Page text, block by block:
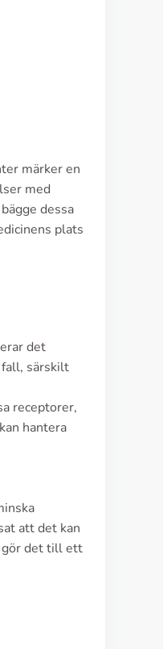
märker en
med
dessa
plats
det
särskilt
receptorer,
hantera
att det kan
gör det till ett